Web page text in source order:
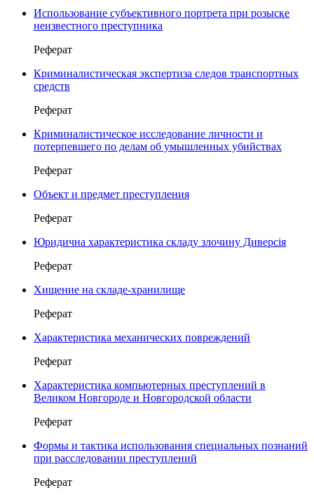
Использование субъективного портрета при розыске
неизвестного преступника
Реферат
Криминалистическая экспертиза следов транспортных
средств
Реферат
Криминалистическое исследование личности и
потерпевшего по делам об умышленных убийствах
Реферат
Объект и предмет преступления
Реферат
Юридична характеристика складу злочину Диверсія
Реферат
Хищение на складе-хранилище
Реферат
Характеристика механических повреждений
Реферат
Характеристика компьютерных преступлений в
Великом Новгороде и Новгородской области
Реферат
Формы и тактика использования специальных познаний
при расследовании преступлений
Реферат